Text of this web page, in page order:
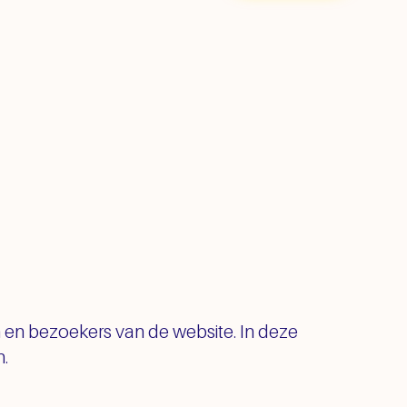
bezoekers van de website. In deze